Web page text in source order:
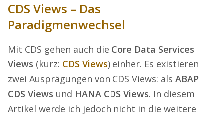
CDS Views – Das
Paradigmenwechsel
Mit CDS gehen auch die Core Data Services
Views (kurz: CDS Views) einher. Es existieren
zwei Ausprägungen von CDS Views: als ABAP
CDS Views und HANA CDS Views. In diesem
Artikel werde ich jedoch nicht in die weitere